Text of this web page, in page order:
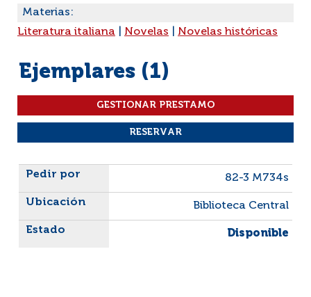
Materias:
Literatura italiana
Novelas Novelas históricas
Ejemplares (1)
Liste des exemplaires
82-3 M734s
Biblioteca Central
Disponible